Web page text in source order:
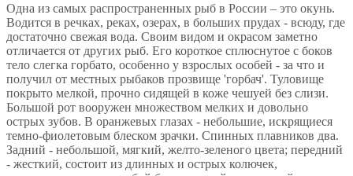
Одна из самых распространенных рыб в России – это окунь.
Водится в речках, реках, озерах, в больших прудах - всюду, где
достаточно свежая вода. Своим видом и окрасом заметно
отличается от других рыб. Его короткое сплюснутое с боков
тело слегка горбато, особенно у взрослых особей - за что и
получил от местных рыбаков прозвище 'горбач'. Туловище
покрыто мелкой, прочно сидящей в коже чешуей без слизи.
Большой рот вооружен множеством мелких и довольно
острых зубов. В оранжевых глазах - небольшие, искрящиеся
темно-фиолетовым блеском зрачки. Спинных плавников два.
Задний - небольшой, мягкий, желто-зеленого цвета; передний
- жесткий, состоит из длинных и острых колючек,